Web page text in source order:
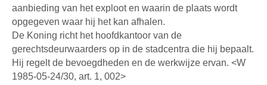
aanbieding van het exploot en waarin de plaats wordt
opgegeven waar hij het kan afhalen.
De Koning richt het hoofdkantoor van de
gerechtsdeurwaarders op in de stadcentra die hij bepaalt.
Hij regelt de bevoegdheden en de werkwijze ervan. <W
1985-05-24/30, art. 1, 002>